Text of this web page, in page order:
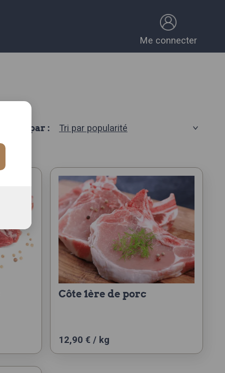
Me connecter
Trier par :
côte 1ère de porc
12,90 € / kg